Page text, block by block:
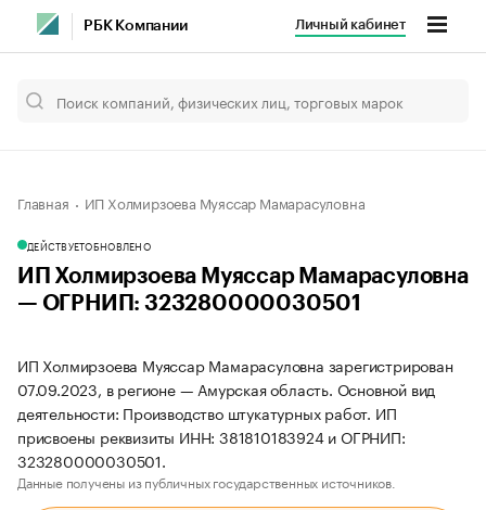
РБК Компании Личный кабинет
Главная ИП Холмирзоева Муяссар Мамарасуловна
ДЕЙСТВУЕТОБНОВЛЕНО
ИП Холмирзоева Муяссар Мамарасуловна
— ОГРНИП: 323280000030501
ИП Холмирзоева Муяссар Мамарасуловна зарегистрирован
07.09.2023, в регионе — Амурская область. Основной вид
деятельности: Производство штукатурных работ. ИП
присвоены реквизиты ИНН: 381810183924 и ОГРНИП:
323280000030501.
Данные получены из публичных государственных источников.